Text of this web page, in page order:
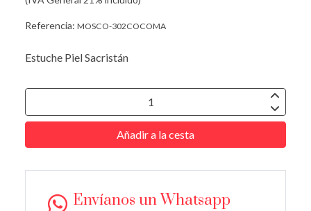
Referencia: MOSCO-302COCOMA
Estuche Piel Sacristán
Añadir a la cesta
Envíanos un Whatsapp